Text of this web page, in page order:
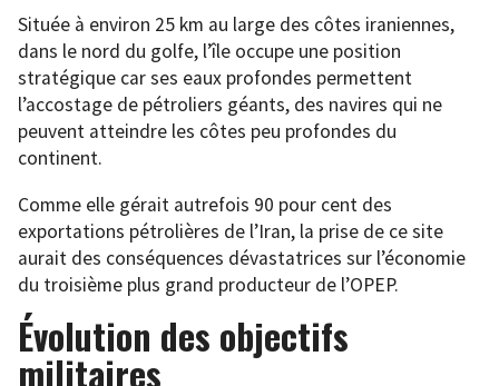
Située à environ 25 km au large des côtes iraniennes,
dans le nord du golfe, l’île occupe une position
stratégique car ses eaux profondes permettent
l’accostage de pétroliers géants, des navires qui ne
peuvent atteindre les côtes peu profondes du
continent.
Comme elle gérait autrefois 90 pour cent des
exportations pétrolières de l’Iran, la prise de ce site
aurait des conséquences dévastatrices sur l’économie
du troisième plus grand producteur de l’OPEP.
Évolution des objectifs
militaires